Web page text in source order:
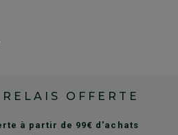
OFFERTE
à partir de 99€ d'achats